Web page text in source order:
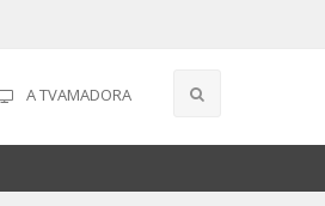
A TVAMADORA